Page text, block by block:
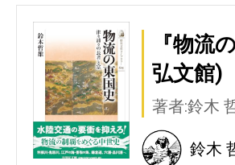
『物流
弘文館)
著者:鈴木
鈴木